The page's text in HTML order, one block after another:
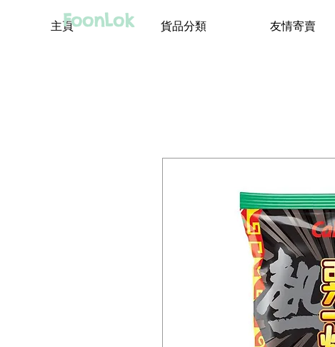
FoonLok
主頁 貨品分類 友情寄賣